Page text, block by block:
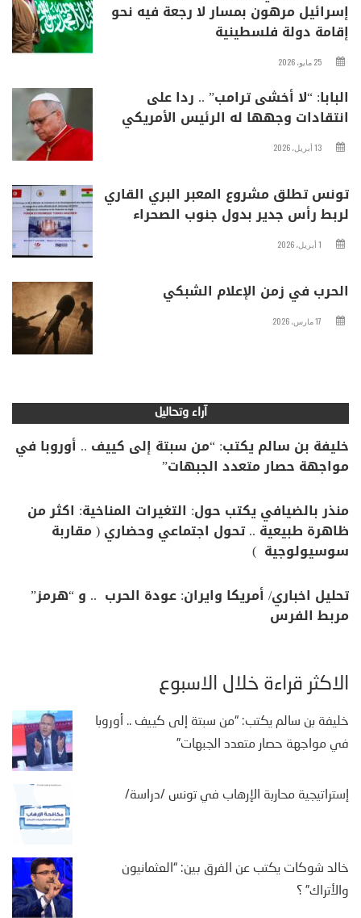
إسرائيل مرهون بمسار لا رجعة فيه نحو
إقامة دولة فلسطينية
25 مايو، 2026
البابا: “لا أخشى ترامب” .. ردا على
انتقادات وجهها له الرئيس الأمريكي
13 أبريل، 2026
تونس تطلق مشروع المعبر البري القاري
لربط رأس جدير بدول جنوب الصحراء
1 أبريل، 2026
الحرب في زمن الإعلام الشبكي
17 مارس، 2026
آراء وتحاليل
خليفة بن سالم يكتب: “من سبتة إلى كييف .. أوروبا في
مواجهة حصار متعدد الجبهات”
منذر بالضيافي يكتب حول: التغيرات المناخية: اكثر من
ظاهرة طبيعية .. تحول اجتماعي وحضاري ( مقاربة
سوسيولوجية )
تحليل اخباري/ أمريكا وايران: عودة الحرب .. و “هرمز”
مربط الفرس
الأكثر قراءة خلال الأسبوع
خليفة بن سالم يكتب: “من سبتة إلى كييف .. أوروبا
في مواجهة حصار متعدد الجبهات”
إستراتيجية محاربة الإرهاب في تونس /دراسة/
خالد شوكات يكتب عن الفرق بين: “العثمانيون
والأتراك” ؟